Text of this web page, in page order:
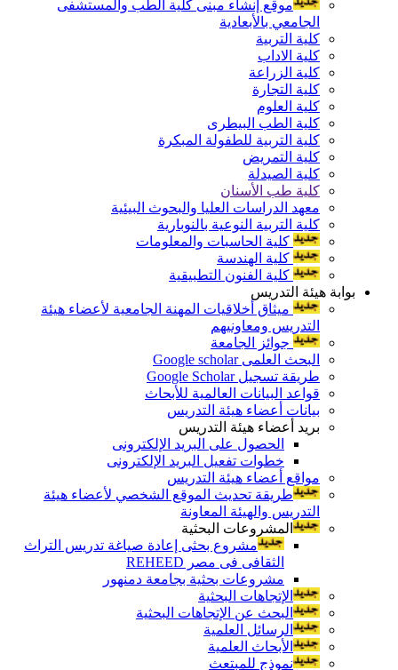
موقع إنشاء مبنى كلية الطب والمستشفى
الجامعي بالأبعادية
كلية التربية
كلية الاداب
كلية الزراعة
كلية التجارة
كلية العلوم
كلية الطب البيطرى
كلية التربية للطفولة المبكرة
كلية التمريض
كلية الصيدلة
كلية طب الأسنان
معهد الدراسات العليا والبحوث البيئية
كلية التربية النوعية بالنوبارية
كلية الحاسبات والمعلومات
كلية الهندسة
كلية الفنون التطبيقية
بوابة هيئة التدريس
ميثاق أخلاقيات المهنة الجامعية لأعضاء هيئة
التدريس ومعاونيهم
جوائز الجامعة
البحث العلمى Google scholar
طريقة تسجيل Google Scholar
قواعد البيانات العالمية للأبحاث
بيانات أعضاء هيئة التدريس
بريد أعضاء هيئة التدريس
الحصول على البريد الإلكترونى
خطوات تفعيل البريد الإلكترونى
مواقع أعضاء هيئة التدريس
طريقة تحديث الموقع الشخصي لأعضاء هيئة
التدريس والهيئة المعاونة
المشروعات البحثية
مشروع بحثى إعادة صياغة تدريس التراث
الثقافى فى مصر REHEED
مشروعات بحثية بجامعة دمنهور
الإتجاهات البحثية
البحث عن الإتجاهات البحثية
الرسائل العلمية
الأبحاث العلمية
نموذج للمبتعث